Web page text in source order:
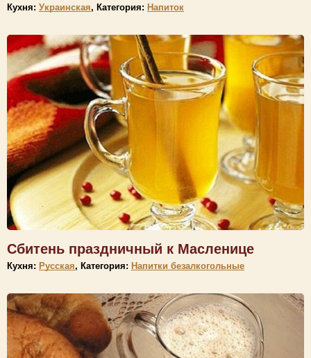
Кухня: Украинская, Категория: Напиток
Сбитень праздничный к Масленице
Кухня: Русская, Категория: Напитки безалкогольные